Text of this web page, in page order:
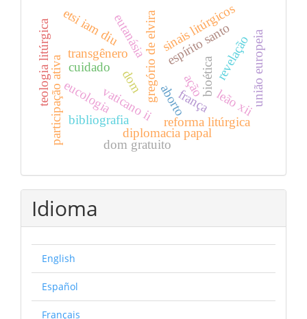
gregório de elviraespírito santo
dom açãobioética
eutanásia
transgênero
aborto
cuidado
reforma litúrgica
vaticano ii
participação ativa
sinais litúrgicos
eucologia
teologia litúrgica leão xii
diplomacia papal
etsi iam diu
dom gratuito
revelação
bibliografia
frança união europeia
Idioma
English
Español
Français